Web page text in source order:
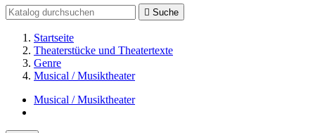
 Suche
Startseite
Theaterstücke und Theatertexte
Genre
Musical / Musiktheater
Musical / Musiktheater